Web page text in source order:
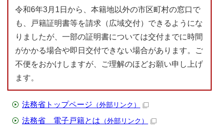
令和6年3月1日から、本籍地以外の市区町村の窓口で
も、戸籍証明書等を請求（広域交付）できるようにな
りましたが、一部の証明書については交付までに時間
がかかる場合や即日交付できない場合があります。ご
不便をおかけしますが、ご理解のほどお願い申し上げ
ます。
法務省トップページ （外部リンク）
法務省 電子戸籍とは （外部リンク）